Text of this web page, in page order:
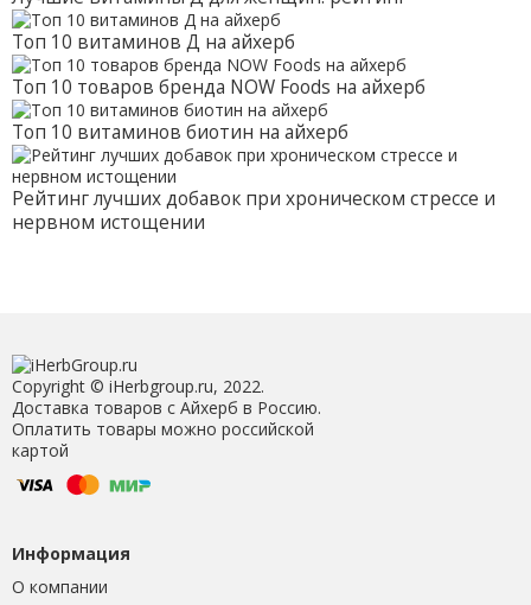
Топ 10 витаминов Д на айхерб
Топ 10 товаров бренда NOW Foods на айхерб
Топ 10 витаминов биотин на айхерб
Рейтинг лучших добавок при хроническом стрессе и
нервном истощении
Copyright © iHerbgroup.ru, 2022.
Доставка товаров с Айхерб в Россию.
Оплатить товары можно российской
картой
Информация
О компании